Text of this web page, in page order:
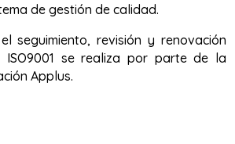
de gestión de calidad.
seguimiento, revisión y renovación
se realiza por parte de la
Applus.